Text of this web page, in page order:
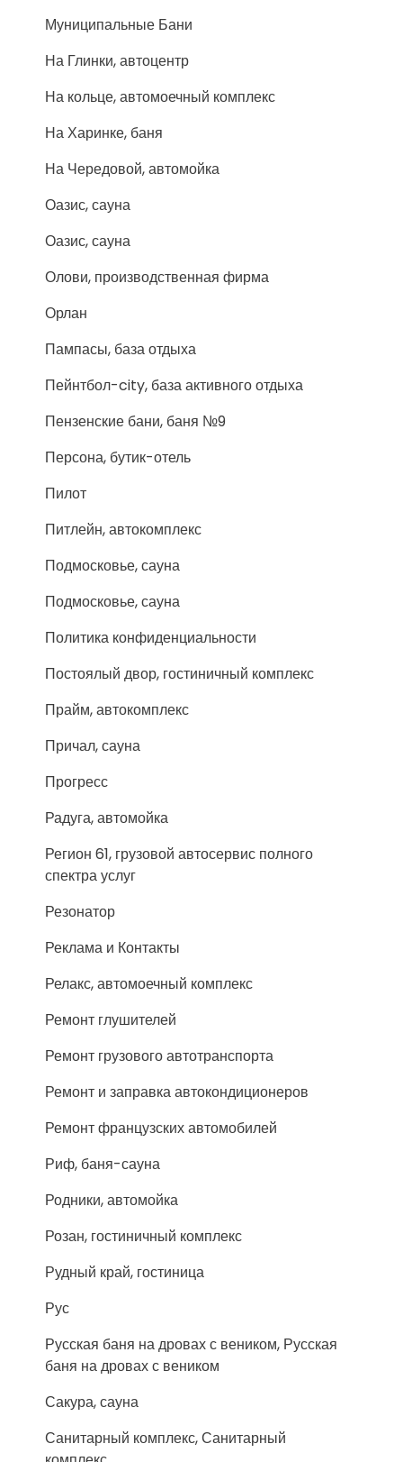
Муниципальные Бани
На Глинки, автоцентр
На кольце, автомоечный комплекс
На Харинке, баня
На Чередовой, автомойка
Оазис, сауна
Оазис, сауна
Олови, производственная фирма
Орлан
Пампасы, база отдыха
Пейнтбол-city, база активного отдыха
Пензенские бани, баня №9
Персона, бутик-отель
Пилот
Питлейн, автокомплекс
Подмосковье, сауна
Подмосковье, сауна
Политика конфиденциальности
Постоялый двор, гостиничный комплекс
Прайм, автокомплекс
Причал, сауна
Прогресс
Радуга, автомойка
Регион 61, грузовой автосервис полного
спектра услуг
Резонатор
Реклама и Контакты
Релакс, автомоечный комплекс
Ремонт глушителей
Ремонт грузового автотранспорта
Ремонт и заправка автокондиционеров
Ремонт французских автомобилей
Риф, баня-сауна
Родники, автомойка
Розан, гостиничный комплекс
Рудный край, гостиница
Рус
Русская баня на дровах с веником, Русская
баня на дровах с веником
Сакура, сауна
Санитарный комплекс, Санитарный